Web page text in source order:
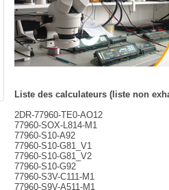
Liste des calculateurs (liste non
2DR-77960-TE0-AO12
77960-SOX-L814-M1
77960-S10-A92
77960-S10-G81_V1
77960-S10-G81_V2
77960-S10-G92
77960-S3V-C111-M1
77960-S9V-A511-M1